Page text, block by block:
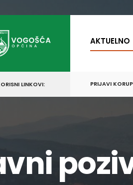
AKTUELNO
LINKOVI: PRIJAVI